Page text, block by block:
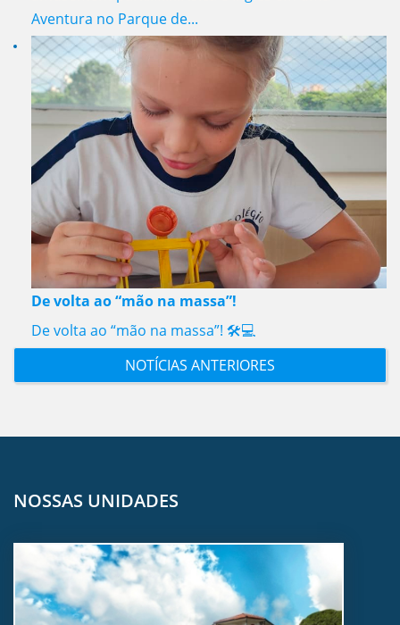
Aventura no Parque de...
De volta ao “mão na massa”!
De volta ao “mão na massa”! 🛠️💻
NOTÍCIAS ANTERIORES
NOSSAS UNIDADES